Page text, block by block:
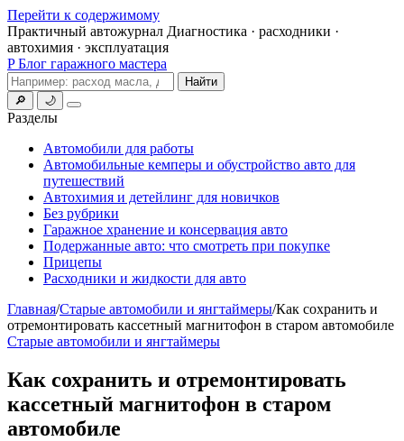
Перейти к содержимому
Практичный автожурнал Диагностика · расходники ·
автохимия · эксплуатация
P Блог гаражного мастера
Поиск
Найти
🔎
🌙
Меню
Разделы
Автомобили для работы
Автомобильные кемперы и обустройство авто для
путешествий
Автохимия и детейлинг для новичков
Без рубрики
Гаражное хранение и консервация авто
Подержанные авто: что смотреть при покупке
Прицепы
Расходники и жидкости для авто
Главная/Старые автомобили и янгтаймеры/Как сохранить и
отремонтировать кассетный магнитофон в старом автомобиле
Старые автомобили и янгтаймеры
Как сохранить и отремонтировать
кассетный магнитофон в старом
автомобиле